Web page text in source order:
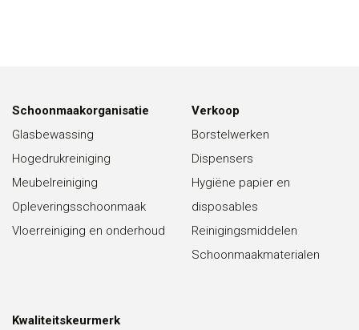
Schoonmaakorganisatie
Glasbewassing
Hogedrukreiniging
Meubelreiniging
Opleveringsschoonmaak
Vloerreiniging en onderhoud
Verkoop
Borstelwerken
Dispensers
Hygiëne papier en
disposables
Reinigingsmiddelen
Schoonmaakmaterialen
Kwaliteitskeurmerk